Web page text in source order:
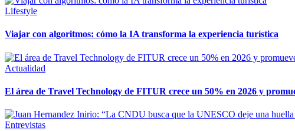
Lifestyle
Viajar con algoritmos: cómo la IA transforma la experiencia turística
Actualidad
El área de Travel Technology de FITUR crece un 50% en 2026 y
Entrevistas